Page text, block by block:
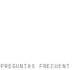
PREGUNTAS FRECUENTES